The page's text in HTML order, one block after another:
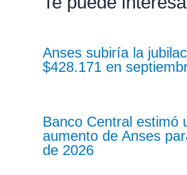
Anses subiría la
$428.171 en
Banco Central estimó
aumento de Anses
de 2026